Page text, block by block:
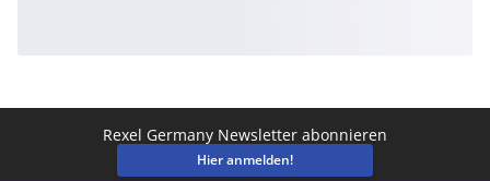
Rexel Germany Newsletter abonnieren
Hier anmelden!